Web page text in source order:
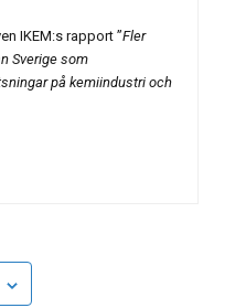
IKEM:s rapport ”Fler
Sverige som
på kemiindustri och